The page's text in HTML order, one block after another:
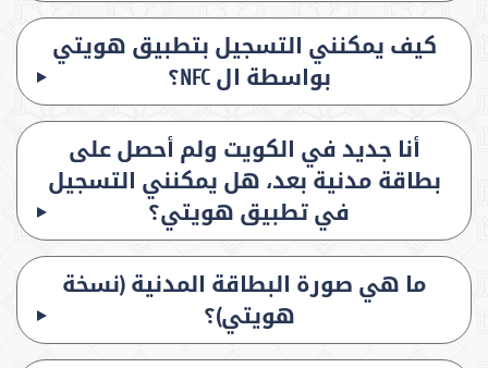
كيف يمكنني التسجيل بتطبيق هويتي
بواسطة ال NFC؟
أنا جديد في الكويت ولم أحصل على
بطاقة مدنية بعد، هل يمكنني التسجيل
في تطبيق هويتي؟
ما هي صورة البطاقة المدنية (نسخة
هويتي)؟